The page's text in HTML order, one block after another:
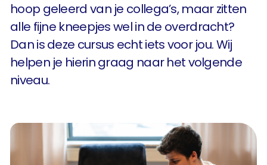
hoop geleerd van je collega’s, maar zitten
alle fijne kneepjes wel in de overdracht?
Dan is deze cursus echt iets voor jou. Wij
helpen je hierin graag naar het volgende
niveau.